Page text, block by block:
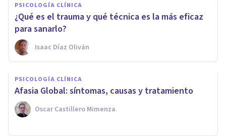
PSICOLOGÍA CLÍNICA
¿Qué es el trauma y qué técnica es la más eficaz
para sanarlo?
Isaac Díaz Oliván
PSICOLOGÍA CLÍNICA
​Afasia Global: síntomas, causas y tratamiento
Oscar Castillero Mimenza